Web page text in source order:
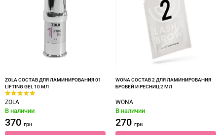
ZOLA СОСТАВ ДЛЯ ЛАМИНИРОВАНИЯ 01
LIFTING GEL 10 МЛ
ZOLA
В наличии
370 грн
WONA СОСТАВ 2 ДЛЯ ЛАМИНИРОВАНИЯ
БРОВЕЙ И РЕСНИЦ 2 МЛ
WONA
В наличии
270 грн